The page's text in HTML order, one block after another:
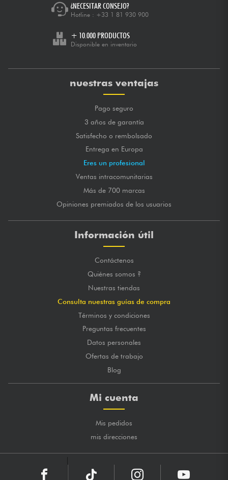
¿NECESITAR CONSEJO?
Hotline : +33 1 81 930 900
+ 10.000 PRODUCTOS
Disponible en inventario
nuestras ventajas
Pago seguro
3 años de garantía
Satisfecho o rembolsado
Entrega en Europa
Eres un profesional
Ventas intracomunitarias
Más de 700 marcas
Opiniones premiados de los usuarios
Información útil
Contáctenos
Quiénes somos ?
Nuestras tiendas
Consulta nuestras guías de compra
Términos y condiciones
Preguntas frecuentes
Datos personales
Ofertas de trabajo
Blog
Mi cuenta
Mis pedidos
mis direcciones